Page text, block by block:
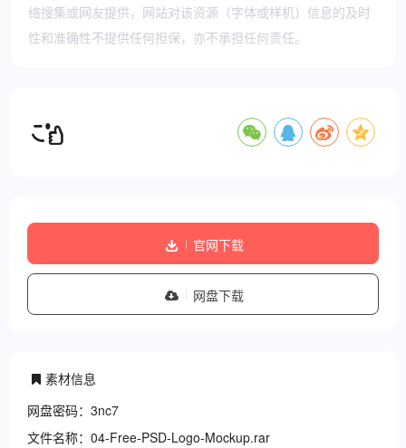
络搜集或网友提供，网站对该资源（字体或样机）信息的及时
性和准确性不提供任何担保，亦不承担任何责任。
官网下载
网盘下载
素材信息
网盘密码：3nc7
文件名称：04-Free-PSD-Logo-Mockup.rar